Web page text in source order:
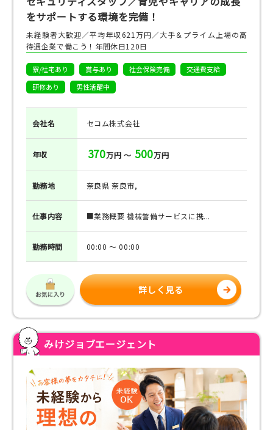
をサポートする環境を完備！
未経験者大歓迎／平均年収621万円／大手＆プライム上場の高
待遇企業で働こう！年間休日120日
寮/社宅あり 賞与あり 社会保険完備
交通費支給
研修あり
男性活躍中
会社名 セコム株式会社
年収 370万円 ～ 500万円
勤務地 奈良県 奈良市,
仕事内容 ■業務概要 機械警備サービスに携...
勤務時間 00:00 ～ 00:00
詳しく見る
みけジョブエージェント